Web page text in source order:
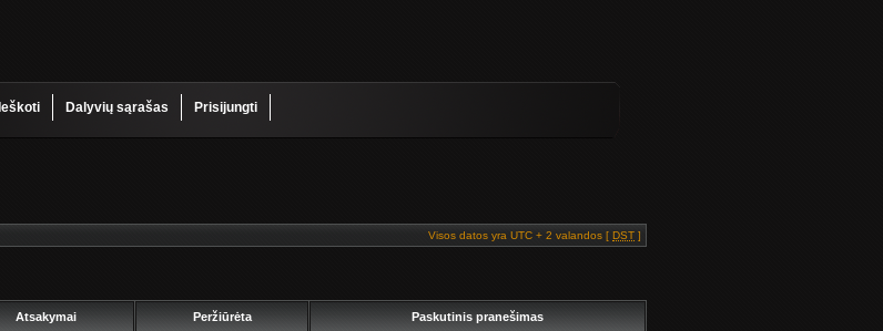
Ieškoti Dalyvių sąrašas Prisijungti
Visos datos yra UTC + 2 valandos [ DST ]
Atsakymai Peržiūrėta Paskutinis pranešimas